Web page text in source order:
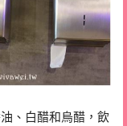
、白醋和烏醋，飲